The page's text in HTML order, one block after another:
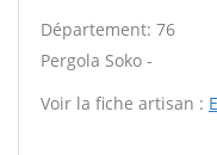
Département: 76
Pergola Soko -
Voir la fiche artisan :